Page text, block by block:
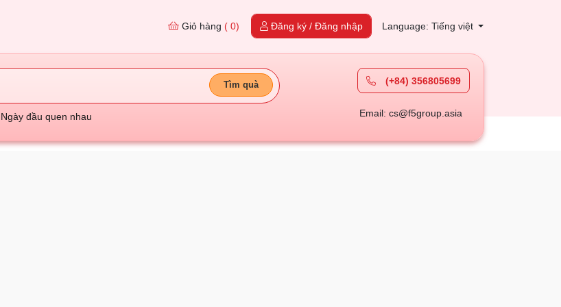
Giỏ hàng ( 0) Đăng ký / Đăng nhập Language: Tiếng việt
Tìm quà
Ngày đầu quen nhau
(+84) 356805699
Email: cs@f5group.asia